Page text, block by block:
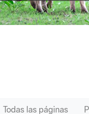
Todas las páginas